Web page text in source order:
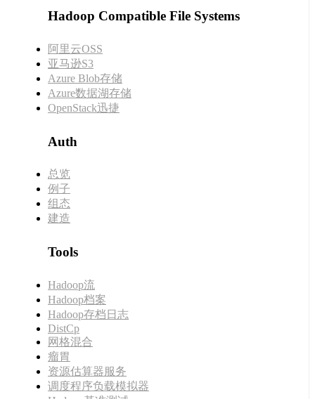
Hadoop Compatible File Systems
阿里云OSS
亚马逊S3
Azure Blob存储
Azure数据湖存储
OpenStack迅捷
Auth
总览
例子
组态
建造
Tools
Hadoop流
Hadoop档案
Hadoop存档日志
DistCp
网格混合
瘤胃
资源估算器服务
调度程序负载模拟器